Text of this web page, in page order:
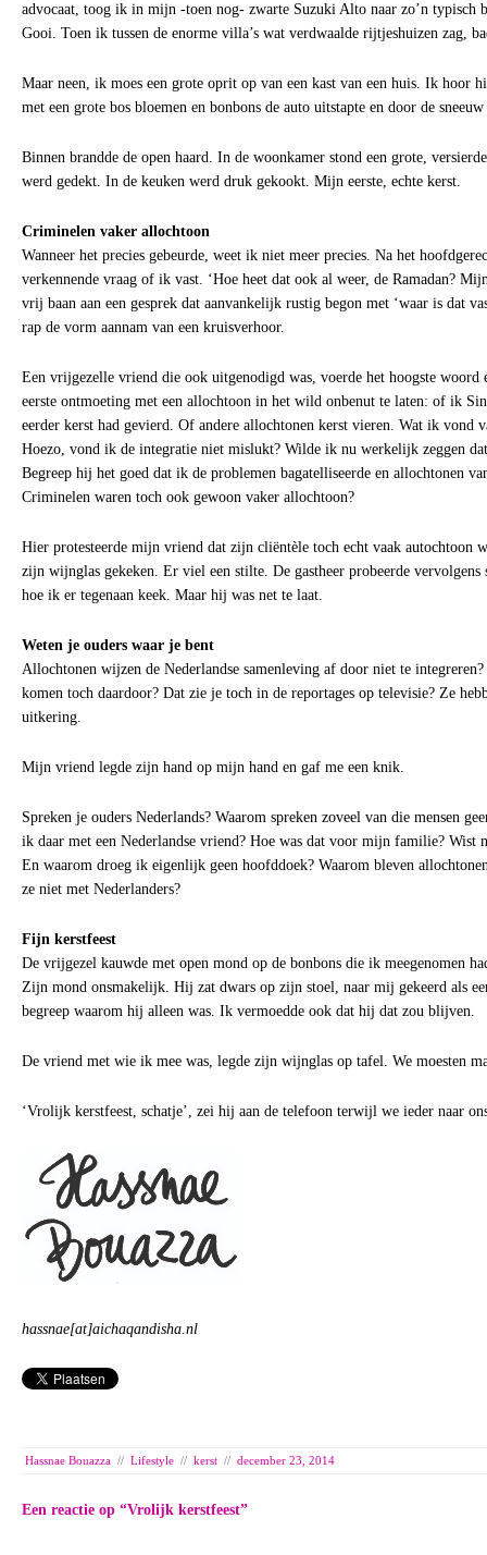
advocaat, toog ik in mijn -toen nog- zwarte Suzuki Alto naar zo’n typisch
Gooi. Toen ik tussen de enorme villa’s wat verdwaalde rijtjeshuizen zag,
Maar neen, ik moes een grote oprit op van een kast van een huis. Ik
met een grote bos bloemen en bonbons de auto uitstapte en door de
Binnen brandde de open haard. In de woonkamer stond een grote,
werd gedekt. In de keuken werd druk gekookt. Mijn eerste, echte kerst.
Criminelen vaker allochtoon
Wanneer het precies gebeurde, weet ik niet meer precies. Na het
verkennende vraag of ik vast. ‘Hoe heet dat ook al weer, de Ramadan?
vrij baan aan een gesprek dat aanvankelijk rustig begon met ‘waar is dat
rap de vorm aannam van een kruisverhoor.
Een vrijgezelle vriend die ook uitgenodigd was, voerde het hoogste woord
eerste ontmoeting met een allochtoon in het wild onbenut te laten: of ik
eerder kerst had gevierd. Of andere allochtonen kerst vieren. Wat ik vond
Hoezo, vond ik de integratie niet mislukt? Wilde ik nu werkelijk zeggen
Begreep hij het goed dat ik de problemen bagatelliseerde en allochtonen
Criminelen waren toch ook gewoon vaker allochtoon?
Hier protesteerde mijn vriend dat zijn cliëntèle toch echt vaak autochtoon
zijn wijnglas gekeken. Er viel een stilte. De gastheer probeerde vervolgens
hoe ik er tegenaan keek. Maar hij was net te laat.
Weten je ouders waar je bent
Allochtonen wijzen de Nederlandse samenleving af door niet te
komen toch daardoor? Dat zie je toch in de reportages op televisie? Ze
uitkering.
Mijn vriend legde zijn hand op mijn hand en gaf me een knik.
Spreken je ouders Nederlands? Waarom spreken zoveel van die mensen
ik daar met een Nederlandse vriend? Hoe was dat voor mijn familie? Wist
En waarom droeg ik eigenlijk geen hoofddoek? Waarom bleven
ze niet met Nederlanders?
Fijn kerstfeest
De vrijgezel kauwde met open mond op de bonbons die ik meegenomen
Zijn mond onsmakelijk. Hij zat dwars op zijn stoel, naar mij gekeerd als
begreep waarom hij alleen was. Ik vermoedde ook dat hij dat zou blijven.
De vriend met wie ik mee was, legde zijn wijnglas op tafel. We moesten
‘Vrolijk kerstfeest, schatje’, zei hij aan de telefoon terwijl we ieder naar
hassnae[at]aichaqandisha.nl
Hassnae Bouazza // Lifestyle // kerst // december 23, 2014
Een reactie op “Vrolijk kerstfeest”